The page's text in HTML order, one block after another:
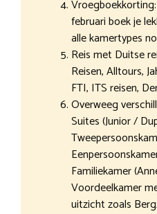
februari boek je
alle kamertypes
Reis met Duitse
Reisen, Alltours,
FTI, ITS reisen,
Overweeg
Suites (Junior /
Familiekamer
Voordeelkamer
uitzicht zoals